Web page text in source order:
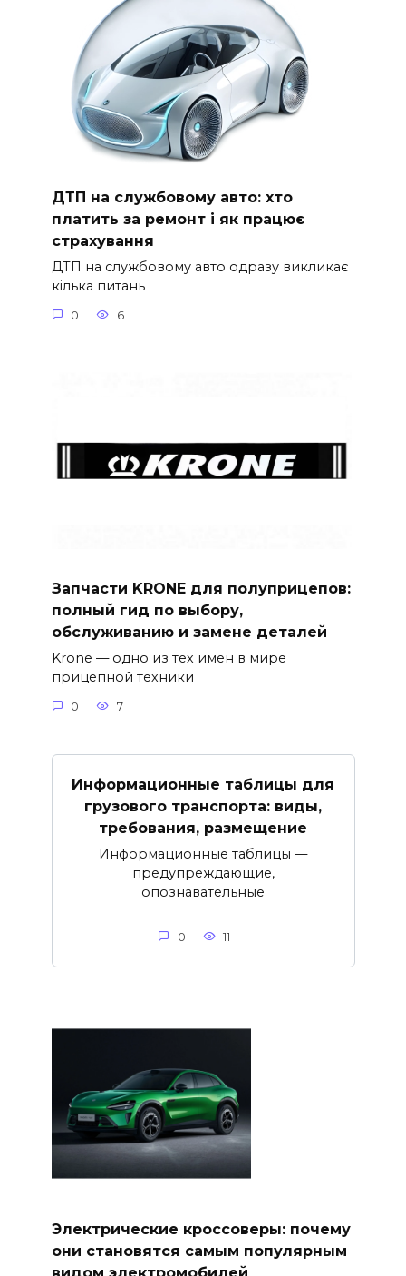
ДТП на службовому авто: хто
платить за ремонт і як працює
страхування
ДТП на службовому авто одразу викликає
кілька питань
0 6
Запчасти KRONE для полуприцепов:
полный гид по выбору,
обслуживанию и замене деталей
Krone — одно из тех имён в мире
прицепной техники
0 7
Информационные таблицы для
грузового транспорта: виды,
требования, размещение
Информационные таблицы —
предупреждающие,
опознавательные
0 11
Электрические кроссоверы: почему
они становятся самым популярным
видом электромобилей